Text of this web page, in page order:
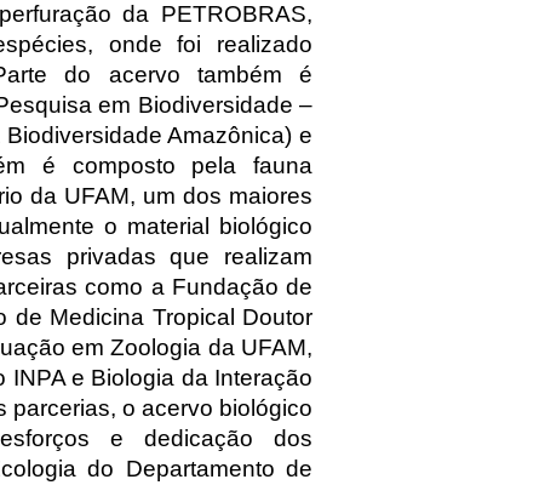
da PETROBRAS,
onde foi realizado
do acervo também é
em Biodiversidade –
Amazônica) e
é composto pela fauna
da UFAM, um dos maiores
o material biológico
privadas que realizam
como a Fundação de
de Medicina Tropical Doutor
em Zoologia da UFAM,
e Biologia da Interação
parcerias, o acervo biológico
e dedicação dos
do Departamento de